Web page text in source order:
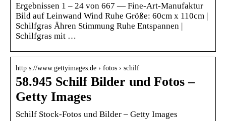
Ergebnissen 1 – 24 von 667 — Fine-Art-Manufaktur
Bild auf Leinwand Wind Ruhe Größe: 60cm x 110cm |
Schilfgras Ähren Stimmung Ruhe Entspannen |
Schilfgras mit …
http s://www.gettyimages.de › fotos › schilf
58.945 Schilf Bilder und Fotos –
Getty Images
Schilf Stock-Fotos und Bilder – Getty Images